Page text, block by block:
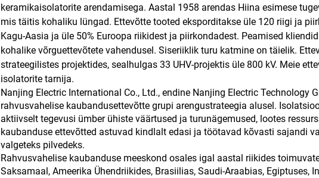
keramikaisolatorite arendamisega. Aastal 1958 arendas Hiina esimese
mis täitis kohaliku lüngad. Ettevõtte tooted eksporditakse üle 120 riigi ja
Kagu-Aasia ja üle 50% Euroopa riikidest ja piirkondadest. Peamised
kohalike võrguettevõtete vahendusel. Siseriiklik turu katmine on täielik.
strateegilistes projektides, sealhulgas 33 UHV-projektis üle 800 kV. Meie
isolatorite tarnija.
Nanjing Electric International Co., Ltd., endine Nanjing Electric Technology
rahvusvahelise kaubandusettevõtte grupi arengustrateegia alusel.
aktiivselt tegevusi ümber ühiste väärtused ja turunägemused, lootes
kaubanduse ettevõtted astuvad kindlalt edasi ja töötavad kõvasti sajandi
valgeteks pilvedeks.
Rahvusvahelise kaubanduse meeskond osales igal aastal riikides
Saksamaal, Ameerika Ühendriikides, Brasiilias, Saudi-Araabias, Egiptuses,